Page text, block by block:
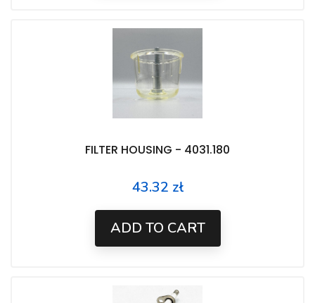
FILTER HOUSING - 4031.180
Price
43.32 zł
ADD TO CART